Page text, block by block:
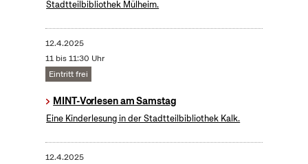
Stadtteilbibliothek Mülheim.
12.4.2025
11 bis 11:30 Uhr
Eintritt frei
MINT-Vorlesen am Samstag
Eine Kinderlesung in der Stadtteilbibliothek Kalk.
12.4.2025